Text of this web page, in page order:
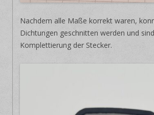
Nachdem alle Maße korrekt waren,
Dichtungen geschnitten werden und
Komplettierung der Stecker.